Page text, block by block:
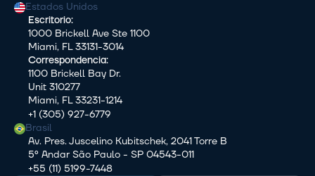
Estados Unidos
Escritorio:
1000 Brickell Ave Ste 1100
Miami, FL 33131-3014
Correspondencia:
1100 Brickell Bay Dr.
Unit 310277
Miami, FL 33231-1214
+1 (305) 927-6779
Brasil
Av. Pres. Juscelino Kubitschek, 2041 Torre B
5º Andar São Paulo - SP 04543-011
+55 (11) 5199-7448